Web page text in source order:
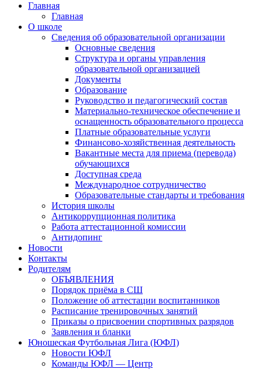
Главная
Главная
О школе
Сведения об образовательной организации
Основные сведения
Структура и органы управления
образовательной организацией
Документы
Образование
Руководство и педагогический состав
Материально-техническое обеспечение и
оснащенность образовательного процесса
Платные образовательные услуги
Финансово-хозяйственная деятельность
Вакантные места для приема (перевода)
обучающихся
Доступная среда
Международное сотрудничество
Образовательные стандарты и требования
История школы
Антикоррупционная политика
Работа аттестационной комиссии
Антидопинг
Новости
Контакты
Родителям
ОБЪЯВЛЕНИЯ
Порядок приёма в СШ
Положение об аттестации воспитанников
Расписание тренировочных занятий
Приказы о присвоении спортивных разрядов
Заявления и бланки
Юношеская Футбольная Лига (ЮФЛ)
Новости ЮФЛ
Команды ЮФЛ — Центр